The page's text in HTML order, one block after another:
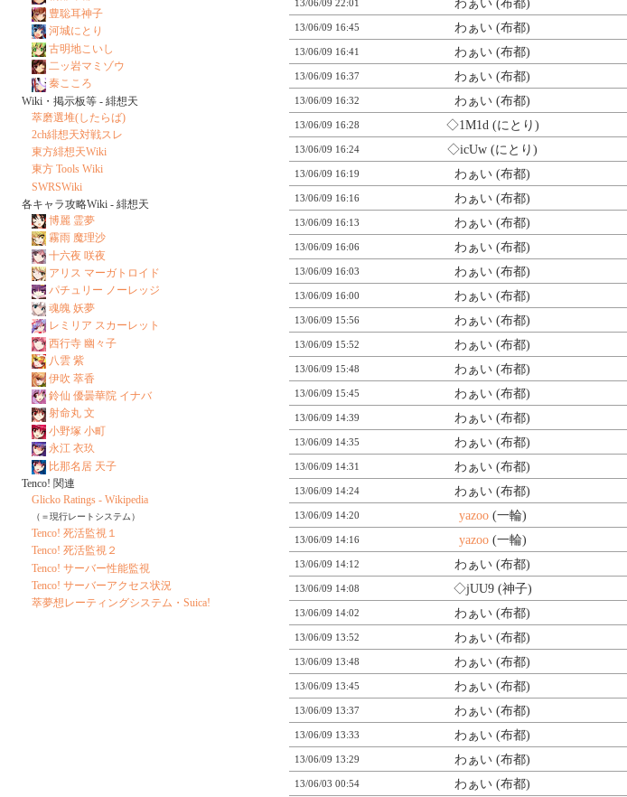
13/06/09 22:01 わぁい (布都)
13/06/09 16:45 わぁい (布都)
13/06/09 16:41 わぁい (布都)
13/06/09 16:37 わぁい (布都)
13/06/09 16:32 わぁい (布都)
13/06/09 16:28 ◇1M1d(にとり)
13/06/09 16:24 ◇icUw (にとり)
13/06/09 16:19 わぁい (布都)
13/06/09 16:16 わぁい (布都)
13/06/09 16:13 わぁい (布都)
13/06/09 16:06 わぁい (布都)
13/06/09 16:03 わぁい (布都)
13/06/09 16:00 わぁい (布都)
13/06/09 15:56 わぁい (布都)
13/06/09 15:52 わぁい (布都)
13/06/09 15:48 わぁい (布都)
13/06/09 15:45 わぁい (布都)
13/06/09 14:39 わぁい (布都)
13/06/09 14:35 わぁい (布都)
13/06/09 14:31 わぁい (布都)
13/06/09 14:24 わぁい (布都)
13/06/09 14:20 yazoo(一輪)
13/06/09 14:16 yazoo(一輪)
13/06/09 14:12 わぁい (布都)
13/06/09 14:08 ◇jUU9(神子)
13/06/09 14:02 わぁい (布都)
13/06/09 13:52 わぁい (布都)
13/06/09 13:48 わぁい (布都)
13/06/09 13:45 わぁい (布都)
13/06/09 13:37 わぁい (布都)
13/06/09 13:33 わぁい (布都)
13/06/09 13:29 わぁい (布都)
13/06/03 00:54 わぁい (布都)
豊聡耳神子
河城にとり
古明地こいし
二ッ岩マミゾウ
秦こころ
Wiki・掲示板等 - 緋想天
萃磨選堆(したらば)
2ch緋想天対戦スレ
東方緋想天Wiki
東方 Tools Wiki
SWRSWiki
各キャラ攻略Wiki - 緋想天
博麗 霊夢
霧雨 魔理沙
十六夜 咲夜
アリス マーガトロイド
パチュリー ノーレッジ
魂魄 妖夢
レミリア スカーレット
西行寺 幽々子
八雲 紫
伊吹 萃香
鈴仙 優曇華院 イナバ
射命丸 文
小野塚 小町
永江 衣玖
比那名居 天子
Tenco! 関連
Glicko Ratings - Wikipedia
（＝現行レートシステム）
Tenco! 死活監視１
Tenco! 死活監視２
Tenco! サーバー性能監視
Tenco! サーバーアクセス状況
萃夢想レーティングシステム・Suica!